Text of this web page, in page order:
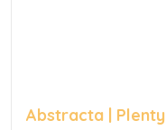
Abstracta |